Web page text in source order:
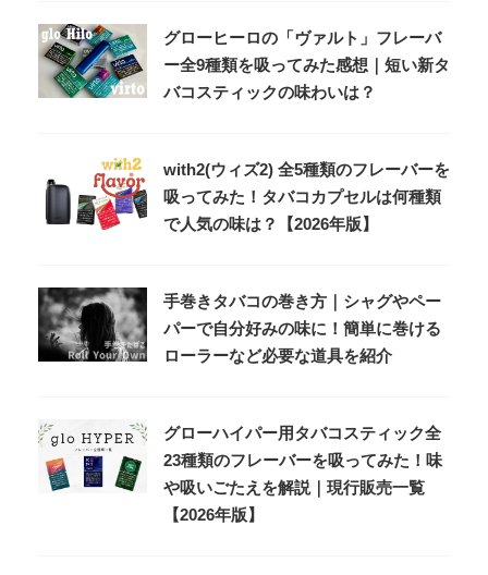
グローヒーロの「ヴァルト」フレーバ
ー全9種類を吸ってみた感想｜短い新タ
バコスティックの味わいは？
with2(ウィズ2) 全5種類のフレーバーを
吸ってみた！タバコカプセルは何種類
で人気の味は？【2026年版】
手巻きタバコの巻き方｜シャグやペー
パーで自分好みの味に！簡単に巻ける
ローラーなど必要な道具を紹介
グローハイパー用タバコスティック全
23種類のフレーバーを吸ってみた！味
や吸いごたえを解説｜現行販売一覧
【2026年版】